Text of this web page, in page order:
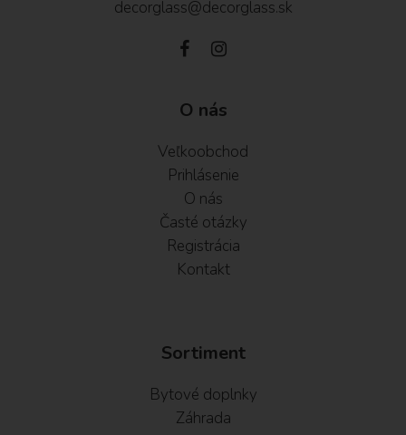
decorglass@decorglass.sk
O nás
Veľkoobchod
Prihlásenie
O nás
Časté otázky
Registrácia
Kontakt
Sortiment
Bytové doplnky
Záhrada